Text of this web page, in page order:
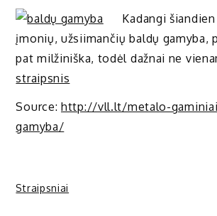
Kadangi
įmonių, užsiimančių baldų gamyba,
pat milžiniška, todėl dažnai ne
straipsnis
Source:http://vll.lt/metalo-
gamyba/
Straipsniai